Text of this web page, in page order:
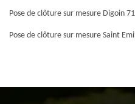
Pose de clôture sur mesure Digoin
Pose de clôture sur mesure Saint